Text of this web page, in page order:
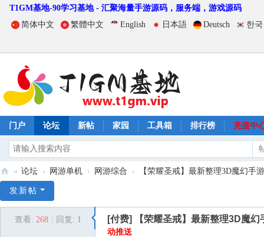
T1GM基地-90学习基地 - 汇聚海量手游源码，服务端，游戏源码
简体中文
繁體中文 English 日本語 Deutsch 한
门户 论坛 新帖 家园 工具箱 排行榜 充值中
1
» 论坛 › 网游单机 › 网游综合 › 【荣耀圣戒】最新整理3D魔幻手
发新帖
查看: 268 回复: 1 [付费] 【荣耀圣戒】最新整理3D魔
动推送